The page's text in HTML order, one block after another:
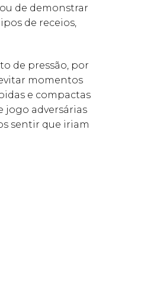
de demonstrar
de receios,
de pressão, por
momentos
e compactas
jogo adversárias
sentir que iriam